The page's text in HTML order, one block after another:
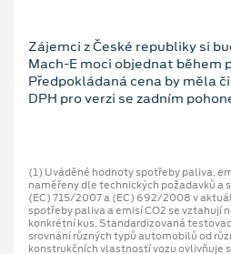
Zájemci z České republiky si
Mach-E moci objednat během
Předpokládaná cena by měla
DPH pro verzi se zadním
(1) Uváděné hodnoty spotřeby paliva,
naměřeny dle technických požadavků a
(EC) 715/2007 a (EC) 692/2008 v
spotřeby paliva a emisí CO2 se vztahují
konkrétní kus. Standardizovaná
srovnání různých typů automobilů od
konstrukčních vlastností vozu ovlivňuje